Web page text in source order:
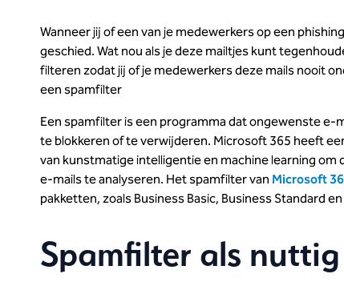
Wanneer jij of een van je medewerkers op een
geschied. Wat nou als je deze mailtjes kunt
filteren zodat jij of je medewerkers deze mails nooit
een spamfilter
Een spamfilter is een programma dat ongewenste e-
te blokkeren of te verwijderen. Microsoft 365 heeft
van kunstmatige intelligentie en machine learning om
e-mails te analyseren. Het spamfilter van Microsoft
pakketten, zoals Business Basic, Business Standard
Spamfilter als